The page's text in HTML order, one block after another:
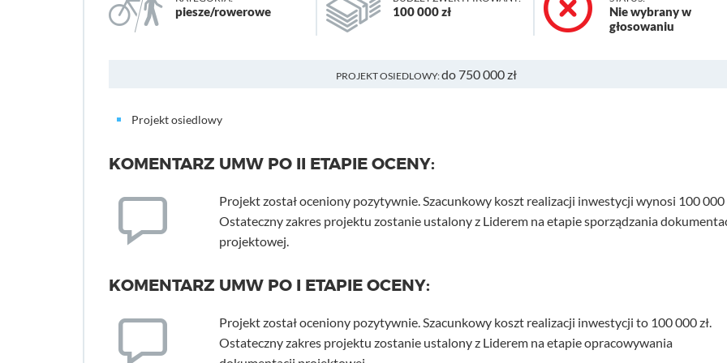
piesze/rowerowe 100 000 zł
Nie wybrany w
głosowaniu
PROJEKT OSIEDLOWY:do 750 000 zł
Projekt osiedlowy
KOMENTARZ UMW PO II ETAPIE OCENY:
Projekt został oceniony pozytywnie. Szacunkowy koszt realizacji inwestycji wynosi 100 000
Ostateczny zakres projektu zostanie ustalony z Liderem na etapie sporządzania
projektowej.
KOMENTARZ UMW PO I ETAPIE OCENY:
Projekt został oceniony pozytywnie. Szacunkowy koszt realizacji inwestycji to 100 000 zł.
Ostateczny zakres projektu zostanie ustalony z Liderem na etapie opracowywania